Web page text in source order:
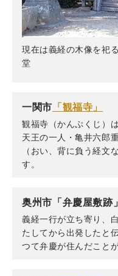
現在は義経の木像を祀
堂
一関市 「観福寺」
観福寺（かんぷくじ）
天王の一人・亀井六郎
（おい、背に負う経文
す。
奥州市「弁慶屋敷跡」
義経一行が立ち寄り、
たしてから出発したと
つて弁慶が住んだこと